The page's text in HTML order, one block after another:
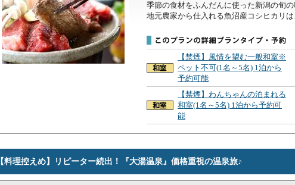
季節の食材をふんだんに使った新潟の旬の
地元農家から仕入れる魚沼産コシヒカリ
【禁煙】風情を望む一般和室※
ペット不可(1名～5名) 1泊から
予約可能
【禁煙】わんちゃんの泊まれる
和室(1名～5名) 1泊から予約可
能
【料理控えめ】リピーター続出！『大湯温泉』価格重視の温泉旅♪